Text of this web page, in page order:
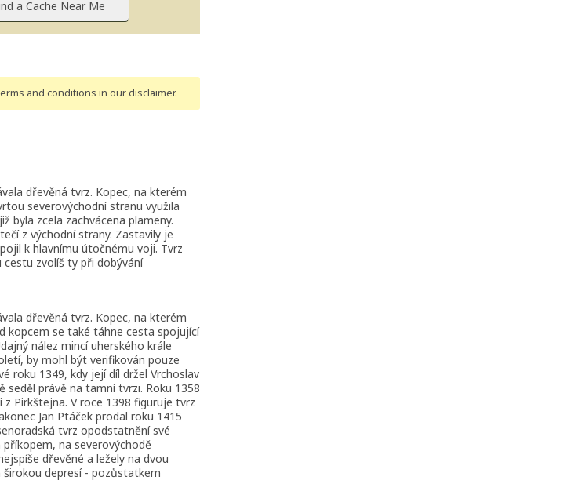
and conditions in our disclaimer.
dřevěná tvrz. Kopec, na kterém
severovýchodní stranu využila
byla zcela zachvácena plameny.
z východní strany. Zastavily je
k hlavnímu útočnému voji. Tvrz
cestu zvolíš ty při dobývání
dřevěná tvrz. Kopec, na kterém
kopcem se také táhne cesta spojující
nález mincí uherského krále
by mohl být verifikován pouze
roku 1349, kdy její díl držel Vrchoslav
seděl právě na tamní tvrzi. Roku 1358
z Pirkštejna. V roce 1398 figuruje tvrz
Jan Ptáček prodal roku 1415
tvrz opodstatnění své
na severovýchodě
dřevěné a ležely na dvou
širokou depresí - pozůstatkem